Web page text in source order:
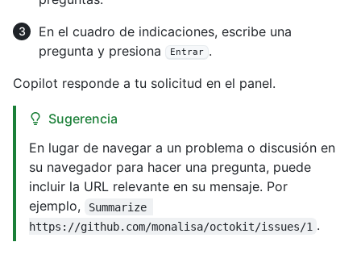
En el cuadro de indicaciones, escribe una
pregunta y presiona
Entrar .
Copilot responde a tu solicitud en el panel.
Sugerencia
En lugar de navegar a un problema o discusión en
su navegador para hacer una pregunta, puede
incluir la URL relevante en su mensaje. Por
ejemplo,
Summarize
https://github.com/monalisa/octokit/issues/1 .